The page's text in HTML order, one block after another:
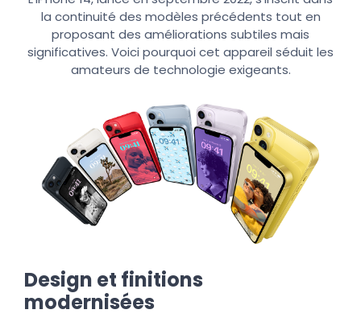
la continuité des modèles précédents tout en
proposant des améliorations subtiles mais
significatives. Voici pourquoi cet appareil séduit les
amateurs de technologie exigeants.
Design et finitions
modernisées